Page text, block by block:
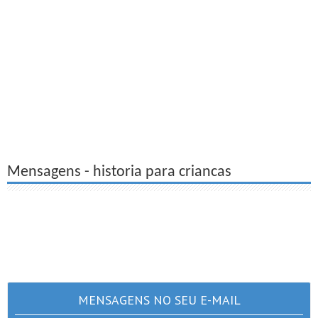
Mensagens - historia para criancas
MENSAGENS NO SEU E-MAIL